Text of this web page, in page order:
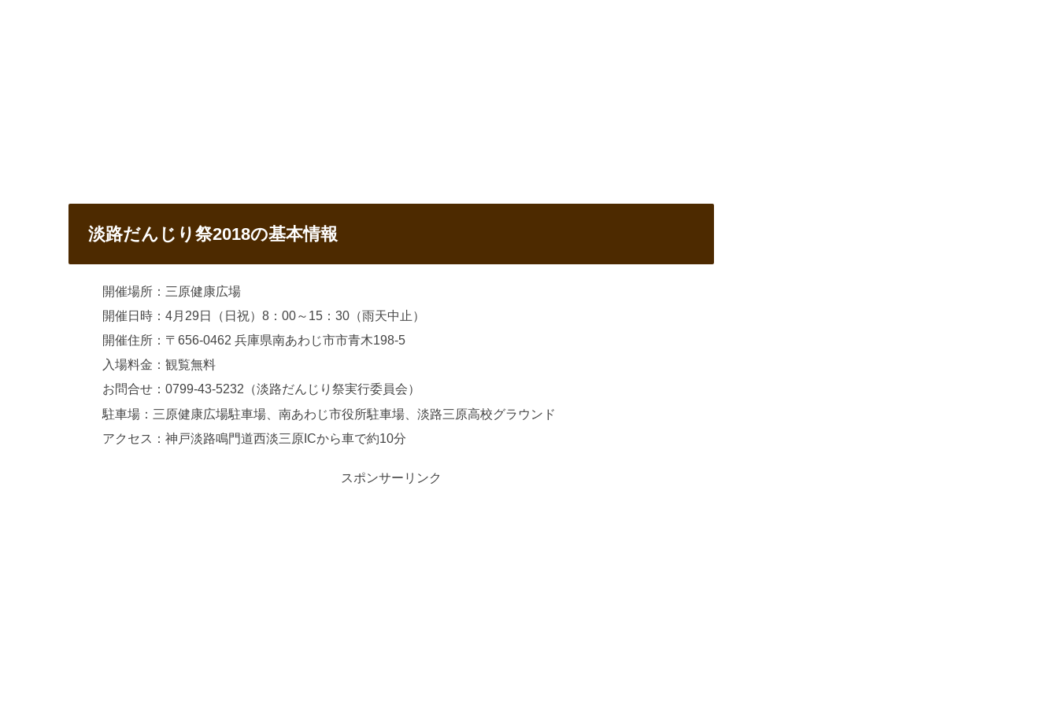
淡路だんじり祭2018の基本情報
開催場所：三原健康広場
開催日時：4月29日（日祝）8：00～15：30（雨天中止）
開催住所：〒656-0462 兵庫県南あわじ市市青木198-5
入場料金：観覧無料
お問合せ：0799-43-5232（淡路だんじり祭実行委員会）
駐車場：三原健康広場駐車場、南あわじ市役所駐車場、淡路三原高校グラウンド
アクセス：神戸淡路鳴門道西淡三原ICから車で約10分
スポンサーリンク